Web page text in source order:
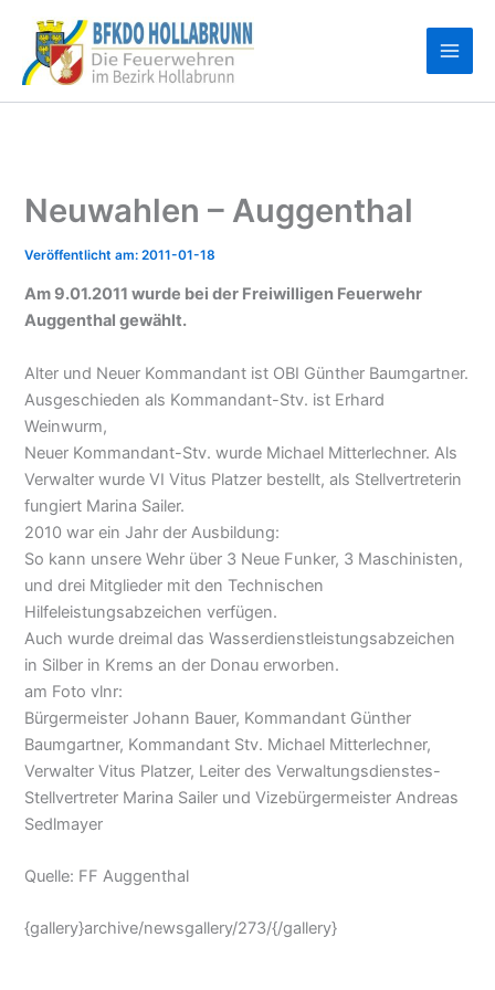
Inhalt
springen
Neuwahlen – Auggenthal
2011-01-18
Am 9.01.2011 wurde bei der Freiwilligen Feuerwehr
Auggenthal gewählt.
Alter und Neuer Kommandant ist OBI Günther Baumgartner.
Ausgeschieden als Kommandant-Stv. ist Erhard
Weinwurm,
Neuer Kommandant-Stv. wurde Michael Mitterlechner. Als
Verwalter wurde VI Vitus Platzer bestellt, als Stellvertreterin
fungiert Marina Sailer.
2010 war ein Jahr der Ausbildung:
So kann unsere Wehr über 3 Neue Funker, 3 Maschinisten,
und drei Mitglieder mit den Technischen
Hilfeleistungsabzeichen verfügen.
Auch wurde dreimal das Wasserdienstleistungsabzeichen
in Silber in Krems an der Donau erworben.
am Foto vlnr:
Bürgermeister Johann Bauer, Kommandant Günther
Baumgartner, Kommandant Stv. Michael Mitterlechner,
Verwalter Vitus Platzer, Leiter des Verwaltungsdienstes-
Stellvertreter Marina Sailer und Vizebürgermeister Andreas
Sedlmayer
Quelle: FF Auggenthal
{gallery}archive/newsgallery/273/{/gallery}